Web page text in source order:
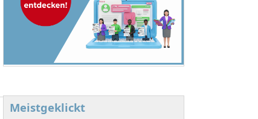
Meistgeklickt